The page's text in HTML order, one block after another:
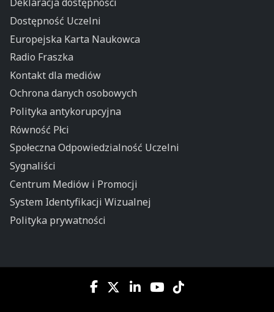
Dostępność Uczelni
Europejska Karta Naukowca
Radio Fraszka
Kontakt dla mediów
Ochrona danych osobowych
Polityka antykorupcyjna
Równość Płci
Społeczna Odpowiedzialność Uczelni
Sygnaliści
Centrum Mediów i Promocji
System Identyfikacji Wizualnej
Polityka prywatności